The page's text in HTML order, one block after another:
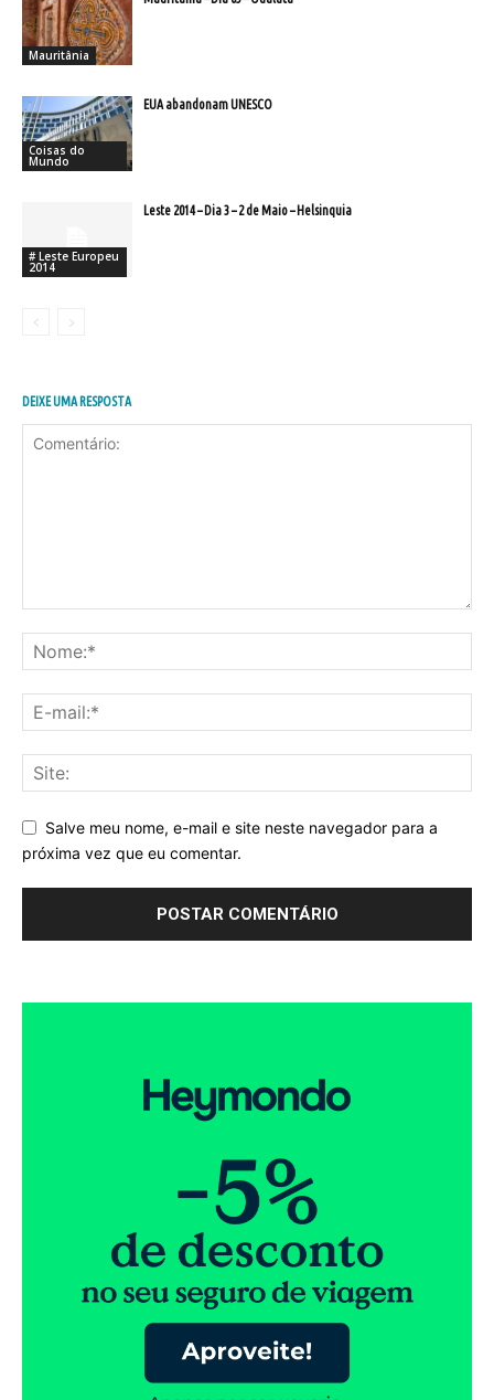
Mauritânia
Coisas do
Mundo
EUA abandonam UNESCO
# Leste Europeu
2014
Leste 2014 – Dia 3 – 2 de Maio – Helsinquia
DEIXE UMA RESPOSTA
Salve meu nome, e-mail e site neste navegador para a
próxima vez que eu comentar.